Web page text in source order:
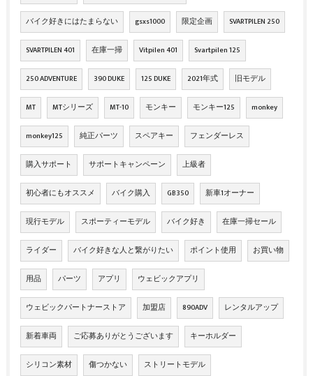
バイク好きにはたまらない gsxs1000 限定企画 SVARTPILEN 250
SVARTPILEN 401 在庫一掃 Vitpilen 401 Svartpilen 125
250 ADVENTURE 390 DUKE 125 DUKE 2021年式 旧モデル
MT MTシリーズ MT-10 モンキー モンキー125 monkey
monkey125 純正パーツ スペアキー フェンダーレス
購入サポート サポートキャンペーン 上級者
初心者にもオススメ バイク購入 GB350 新車1オーナー
現行モデル スポーティーモデル バイク好き 在庫一掃セール
ライダー バイク好きな人と繋がりたい ポイント使用 お買い物
用品 パーツ アプリ ウェビックアプリ
ウェビックパートナーストア 加盟店 890ADV レンタルアップ
新着車両 ご応募ありがとうございます キーホルダー
シリコン素材 傷つかない ストリートモデル